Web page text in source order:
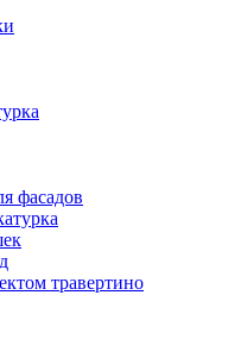
фасадов
травертино